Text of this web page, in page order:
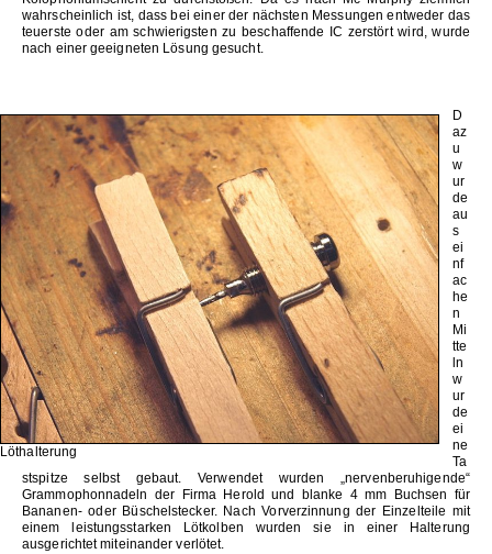
wahrscheinlich ist, dass bei einer der nächsten Messungen entweder das
teuerste oder am schwierigsten zu beschaffende IC zerstört wird, wurde
nach einer geeigneten Lösung gesucht.
Löthalterung
D
az
u
w
ur
de
au
s
ei
nf
ac
he
n
Mi
tte
ln
w
ur
de
ei
ne
Ta
stspitze selbst gebaut. Verwendet wurden „nervenberuhigende“
Grammophonnadeln der Firma Herold und blanke 4 mm Buchsen für
Bananen- oder Büschelstecker. Nach Vorverzinnung der Einzelteile mit
einem leistungsstarken Lötkolben wurden sie in einer Halterung
ausgerichtet miteinander verlötet.